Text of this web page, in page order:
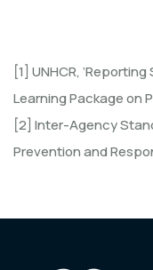
[1] UNHCR,
Learning Package on
[2] Inter-Agency
Prevention and